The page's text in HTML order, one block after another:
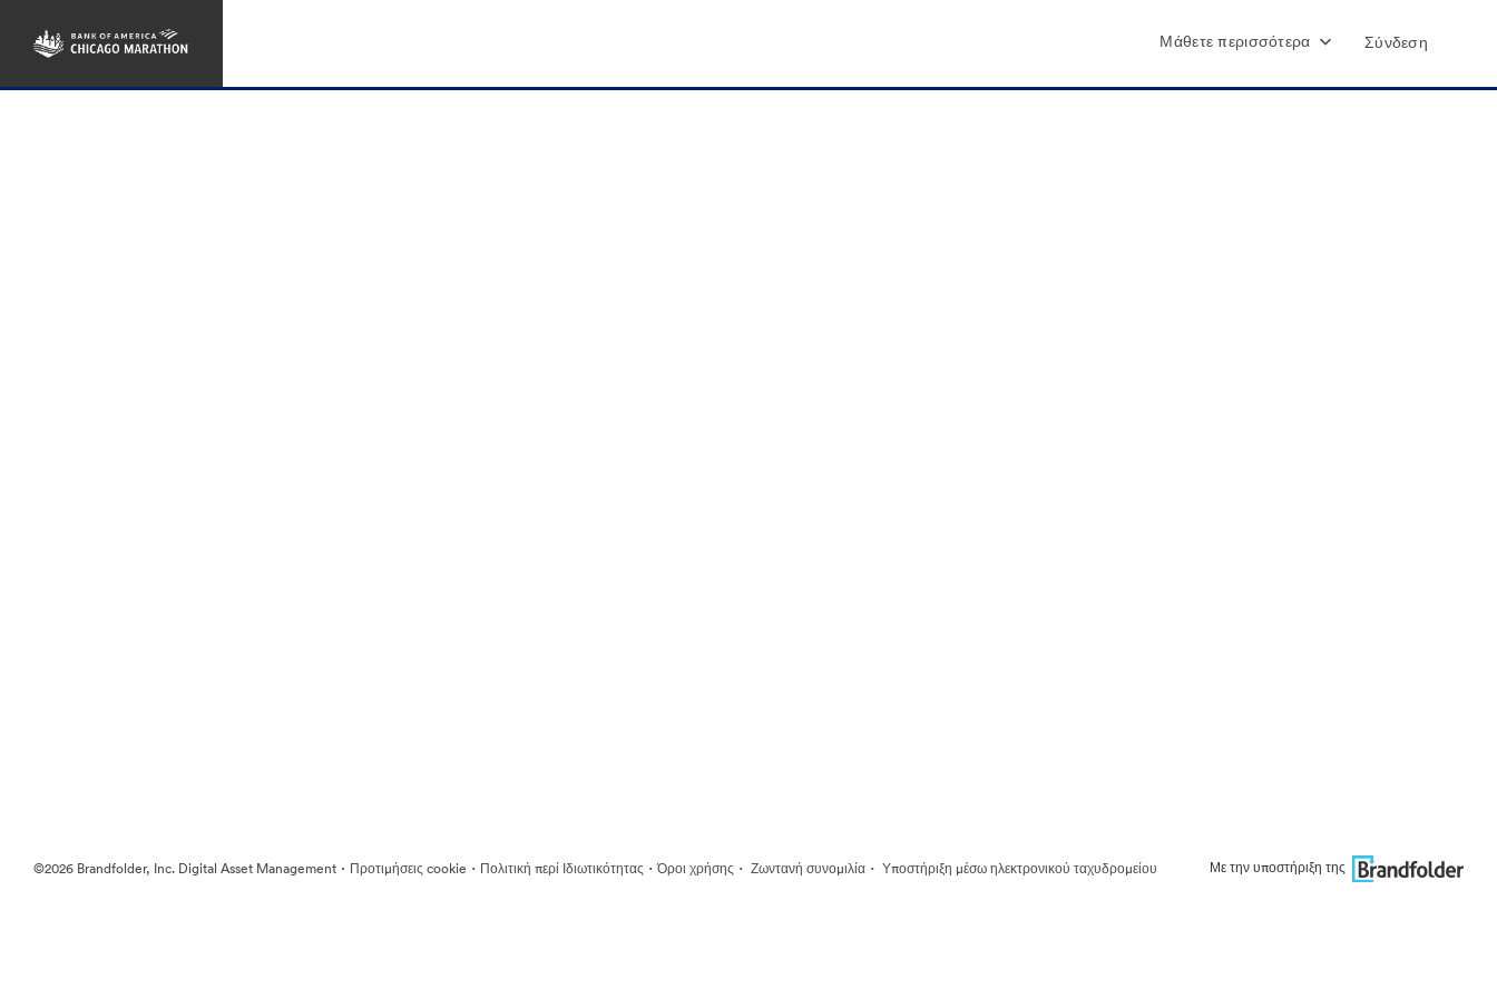
Μάθετε περισσότερα Σύνδεση
©2026 Brandfolder, Inc. Digital Asset Management · Προτιμήσεις cookie · Πολιτική περί Ιδιωτικότητας ·Όροι χρήσης · Ζωντανή συνομιλία · Υποστήριξη μέσω ηλεκτρονικού ταχυδρομείου Με την υποστήριξη της